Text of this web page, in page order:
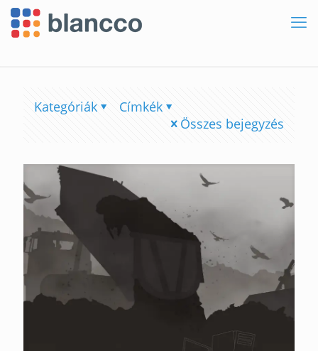
Kategóriák
Címkék
Összes bejegyzés